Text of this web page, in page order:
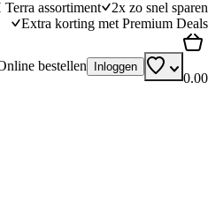
assortiment
2x zo snel sparen
Extra korting met Premium Deals
bestellen Inloggen
0.00